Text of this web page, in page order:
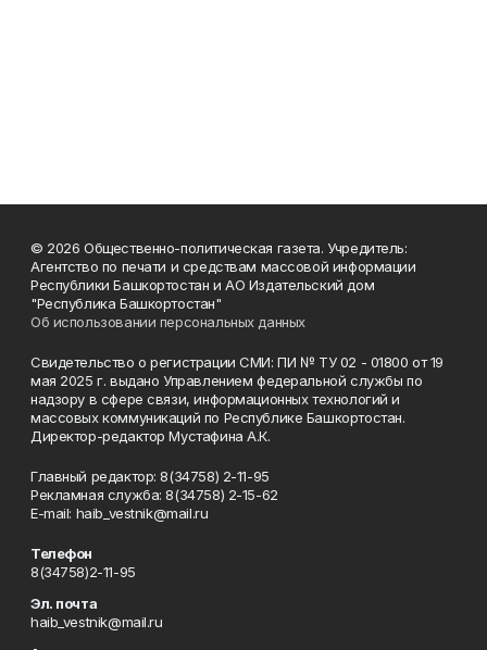
© 2026 Общественно-политическая газета. Учредитель:
Агентство по печати и средствам массовой информации
Республики Башкортостан и АО Издательский дом
"Республика Башкортостан"
Об использовании персональных данных
Свидетельство о регистрации СМИ: ПИ № ТУ 02 - 01800 от 19
мая 2025 г. выдано Управлением федеральной службы по
надзору в сфере связи, информационных технологий и
массовых коммуникаций по Республике Башкортостан.
Директор-редактор Мустафина А.К.
Главный редактор: 8(34758) 2-11-95
Рекламная служба: 8(34758) 2-15-62
Е-mаil: haib_vestnik@mail.ru
Телефон
8(34758)2-11-95
Эл. почта
haib_vestnik@mail.ru